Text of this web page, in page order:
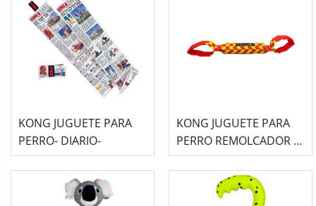
KONG JUGUETE PARA
PERRO- DIARIO-
KONG JUGUETE PARA
PERRO REMOLCADOR -
MAXX-